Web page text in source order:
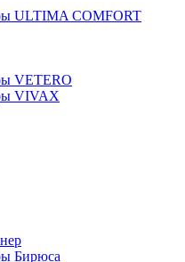
ULTIMA COMFORT
VETERO
VIVAX
Бирюса